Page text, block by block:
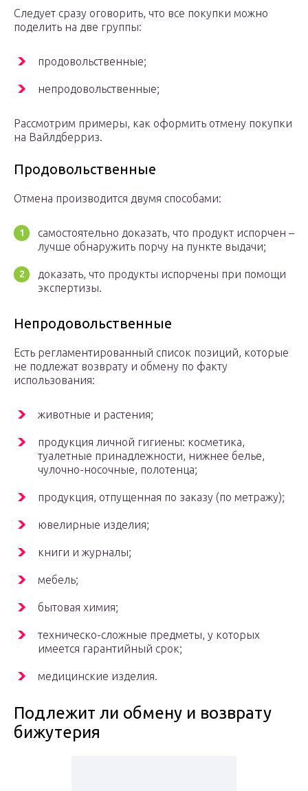
Следует сразу оговорить, что все покупки можно
поделить на две группы:
продовольственные;
непродовольственные;
Рассмотрим примеры, как оформить отмену покупки
на Вайлдберриз.
Продовольственные
Отмена производится двумя способами:
самостоятельно доказать, что продукт испорчен –
лучше обнаружить порчу на пункте выдачи;
доказать, что продукты испорчены при помощи
экспертизы.
Непродовольственные
Есть регламентированный список позиций, которые
не подлежат возврату и обмену по факту
использования:
животные и растения;
продукция личной гигиены: косметика,
туалетные принадлежности, нижнее белье,
чулочно-носочные, полотенца;
продукция, отпущенная по заказу (по метражу);
ювелирные изделия;
книги и журналы;
мебель;
бытовая химия;
техническо-сложные предметы, у которых
имеется гарантийный срок;
медицинские изделия.
Подлежит ли обмену и возврату
бижутерия